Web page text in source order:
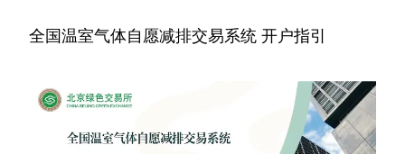
全国温室气体自愿减排交易系统 开户指引